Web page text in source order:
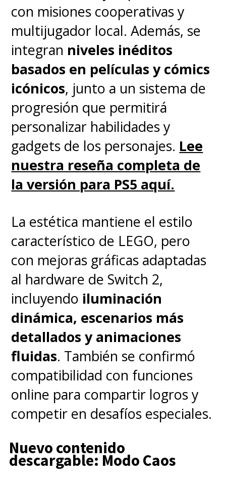
con misiones cooperativas y
multijugador local. Además, se
integran niveles inéditos
basados en películas y cómics
icónicos, junto a un sistema de
progresión que permitirá
personalizar habilidades y
gadgets de los personajes. Lee
nuestra reseña completa de
la versión para PS5 aquí.
La estética mantiene el estilo
característico de LEGO, pero
con mejoras gráficas adaptadas
al hardware de Switch 2,
incluyendo iluminación
dinámica, escenarios más
detallados y animaciones
fluidas. También se confirmó
compatibilidad con funciones
online para compartir logros y
competir en desafíos especiales.
Nuevo contenido
descargable: Modo Caos